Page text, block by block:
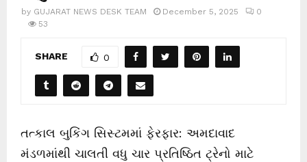
by GUJARAT NEWS DESK TEAM December 5, 2025
0
53
SHARE 0
તત્કાલ બુકિંગ સિસ્ટમમાં ફેરફાર: અમદાવાદ
મંડળમાંથી ચાલતી વધુ ચાર પ્રતિષ્ઠિત ટ્રેનો માટે